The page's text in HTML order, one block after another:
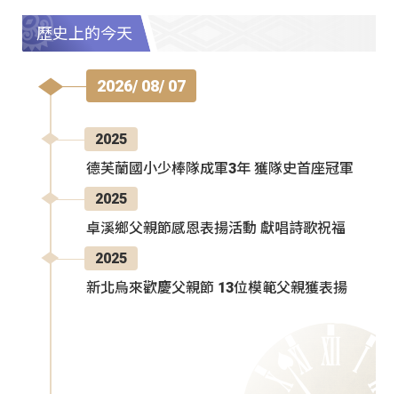
歷史上的今天
2026/ 08/ 07
2025
德芙蘭國小少棒隊成軍3年 獲隊史首座冠軍
2025
卓溪鄉父親節感恩表揚活動 獻唱詩歌祝福
2025
新北烏來歡慶父親節 13位模範父親獲表揚